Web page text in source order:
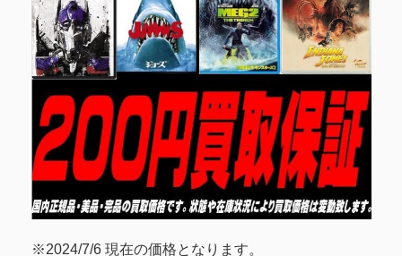
※2024/7/6 現在の価格となります。